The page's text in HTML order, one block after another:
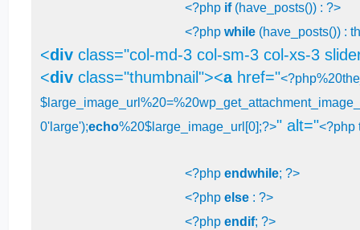
<?php if (have_posts()) : ?>
<?php while (have_posts()) :
<div class="col-md-3 col-sm-3 col-xs-3
<div class="thumbnail"><a href="<?php%20
$large_image_url%20=%20
0'large');echo%20$large_image_url[0];?>" alt="<?php
<?php endwhile; ?>
<?php else : ?>
<?php endif; ?>